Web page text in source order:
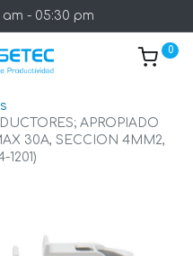
- 05:30 pm
0
APROPIADO
30A, SECCION 4MM2,
1201)